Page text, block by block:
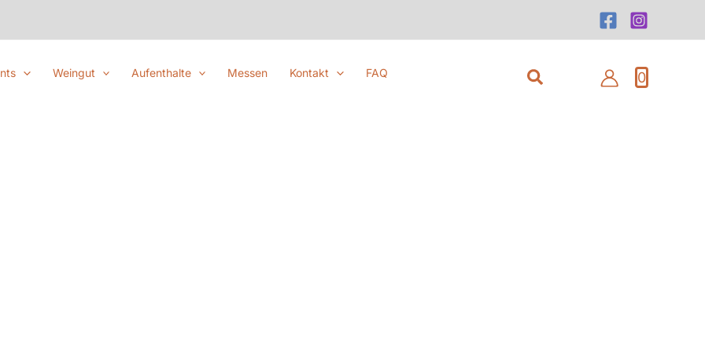
Weingut Aufenthalte Messen Kontakt FAQ Suchen 0